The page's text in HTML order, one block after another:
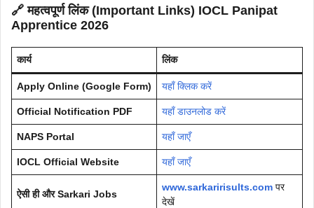
🔗 महत्वपूर्ण लिंक (Important Links) IOCL Panipat
Apprentice 2026
कार्य लिंक
Apply Online (Google Form) यहाँ क्लिक करें
Official Notification PDF यहाँ डाउनलोड करें
NAPS Portal यहाँ जाएँ
IOCL Official Website यहाँ जाएँ
ऐसी ही और Sarkari Jobs
www.sarkaririsults.com पर
देखें